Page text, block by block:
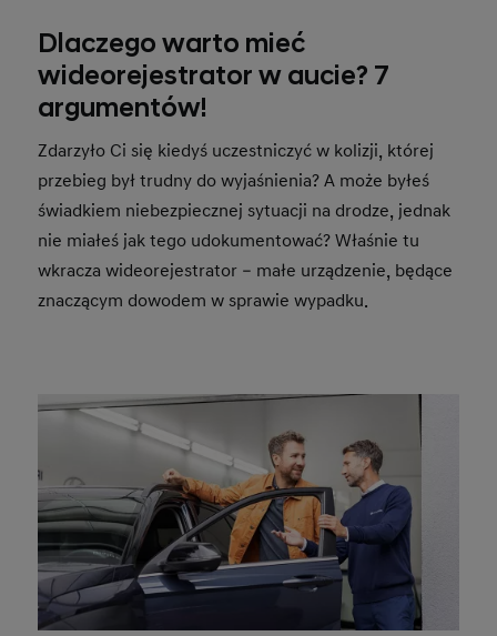
Dlaczego warto mieć
wideorejestrator w aucie? 7
argumentów!
Zdarzyło Ci się kiedyś uczestniczyć w kolizji, której
przebieg był trudny do wyjaśnienia? A może byłeś
świadkiem niebezpiecznej sytuacji na drodze, jednak
nie miałeś jak tego udokumentować? Właśnie tu
wkracza wideorejestrator – małe urządzenie, będące
znaczącym dowodem w sprawie wypadku.